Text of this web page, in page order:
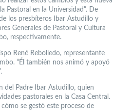
Pastoral en la Universidad”. De
los presbíteros Ibar Astudillo y
Generales de Pastoral y Cultura
respectivamente.
René Rebolledo, representante
“Él también nos animó y apoyó
del Padre Ibar Astudillo, quien
pastorales en la Casa Central.
se gestó este proceso de